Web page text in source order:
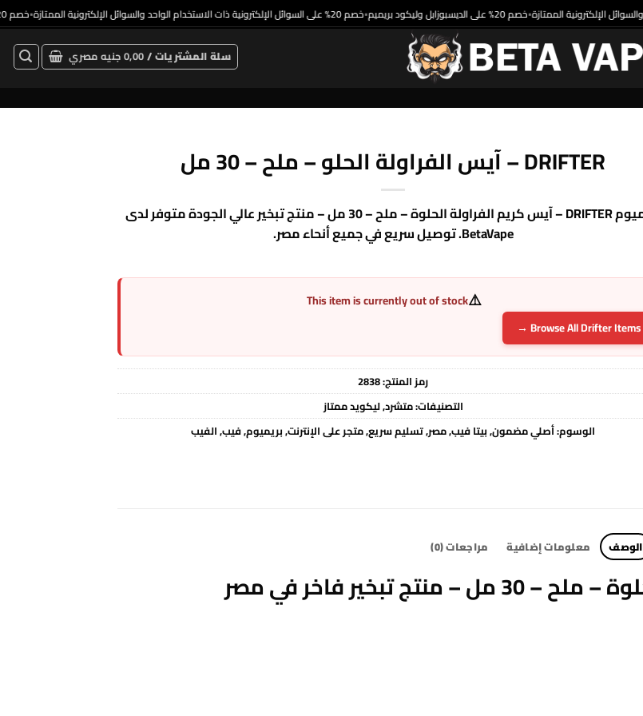
•خصم 20% على الديسبوزابل وليكود بريميم •خصم 20% على السوائل الإلكترونية ذات الاستخدام الواحد والسوائل الإلكترونية الممتازة •خصم
سلة المشتريات /0,00جنيه مصري
DRIFTER – آيس الفراولة الحلو – ملح – 30 مل
بريميوم DRIFTER – آيس كريم الفراولة الحلوة – ملح – 30 مل – منتج تبخير عالي الجودة متوفر لدى
BetaVape. توصيل سريع في جميع أنحاء مصر.
⚠️
This item is currently out of stock
Browse All Drifter Items →
رمز المنتج:2838
التصنيفات:متشرد,ليكويد ممتاز
الوسوم:أصلي مضمون,بيتا فيب,مصر,تسليم سريع,متجر على الإنترنت,بريميوم,فيب,الفيب
الوصف معلومات إضافية مراجعات (0)